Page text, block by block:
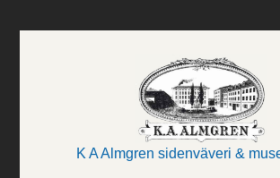
K A Almgren sidenväveri &